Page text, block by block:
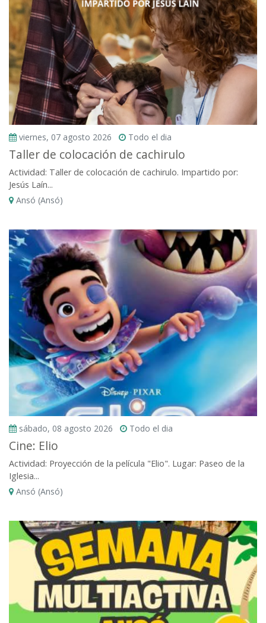
viernes, 07 agosto 2026 Todo el dia
Taller de colocación de cachirulo
Actividad: Taller de colocación de cachirulo. Impartido por:
Jesús Laín...
Ansó (Ansó)
sábado, 08 agosto 2026 Todo el dia
Cine: Elio
Actividad: Proyección de la película "Elio". Lugar: Paseo de la
Iglesia...
Ansó (Ansó)